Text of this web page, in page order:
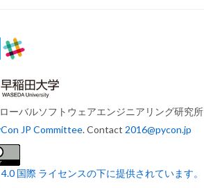
ーバルソフトウェアエンジニアリング研究所
JP Committee. Contact 2016@pycon.jp
国際 ライセンスの下に提供されています。